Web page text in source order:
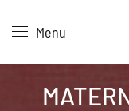
Skip to main
Menu
Panneau de gestion